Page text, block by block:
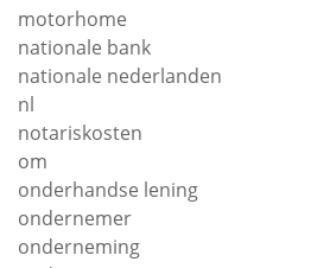
motorhome
nationale bank
nationale nederlanden
nl
notariskosten
om
onderhandse lening
ondernemer
onderneming